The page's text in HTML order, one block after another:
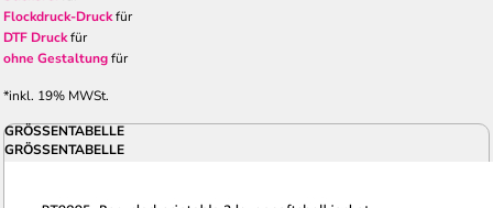
Flockdruck-Druckfür
DTF Druckfür
ohne Gestaltungfür
*inkl. 19% MWSt.
GRÖSSENTABELLE
GRÖSSENTABELLE